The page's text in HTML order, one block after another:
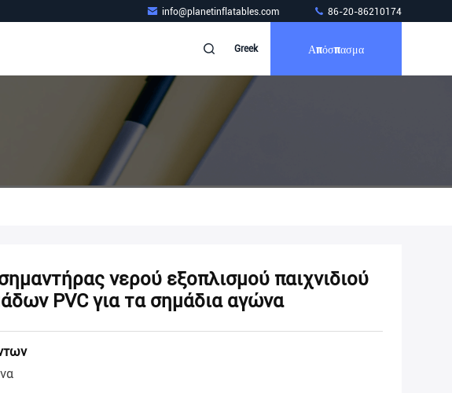
info@planetinflatables.com 86-20-86210174
Greek Απόσπασμα
νερού εξοπλισμού παιχνιδιού
PVC για τα σημάδια αγώνα